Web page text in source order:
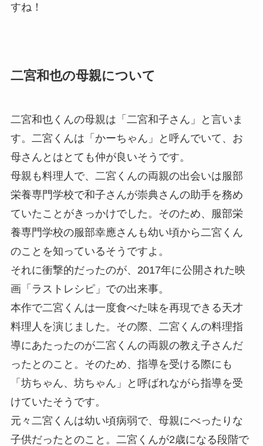
すね！
二宮和也の母親について
二宮和也くんの母親は「 二宮和子さん 」と言いま
す。二宮くんは「かーちゃん」と呼んでいて、お
母さんとはとても仲が良いそうです。
母親も料理人で、二宮くんの両親の出会いは服部
栄養専門学校で和子さんが崇典さんの助手を務め
ていた ことがきっかけでした。そのため、服部栄
養専門学校の服部幸應さんも幼い頃から二宮くん
のことを知っているそうですよ。
それに衝撃的だったのが、2017年に公開された映
画「ラストレシピ」での出来事。
本作で二宮くんは一度食べた味を再現できる天才
料理人を演じました。その際、
二宮くんの料理指
導にあたったのが二宮くんの両親の教え子さんだ
った とのこと。そのため、指導を受ける際にも
「坊ちゃん、坊ちゃん」と呼ばれながら指導を受
けていたそうです。
元々二宮くんは幼い頃病弱で、母親にべったりな
子供だったとのこと。二宮くんが2歳になる段階で